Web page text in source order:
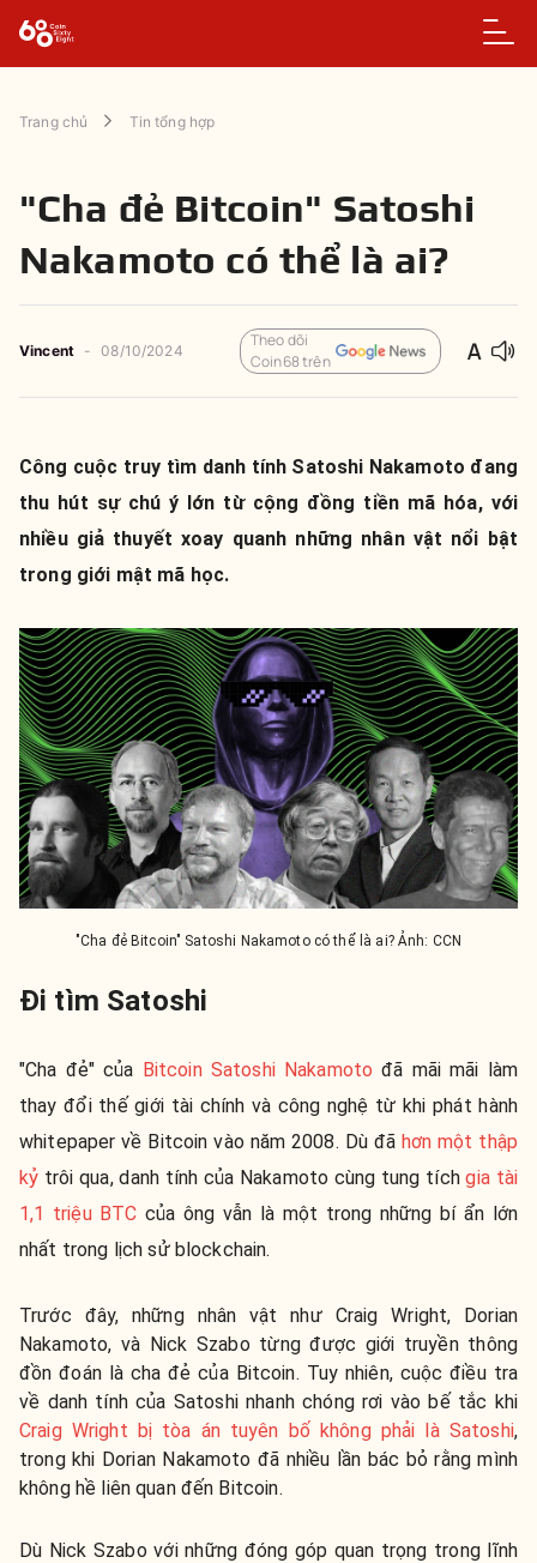
Trang chủ Tin tổng hợp
"Cha đẻ Bitcoin" Satoshi
Nakamoto có thể là ai?
Vincent - 08/10/2024
Theo dõi
Coin68 trên
Công cuộc truy tìm danh tính Satoshi Nakamoto đang
thu hút sự chú ý lớn từ cộng đồng tiền mã hóa, với
nhiều giả thuyết xoay quanh những nhân vật nổi bật
trong giới mật mã học.
"Cha đẻ Bitcoin" Satoshi Nakamoto có thể là ai? Ảnh: CCN
Đi tìm Satoshi
"Cha đẻ" của Bitcoin Satoshi Nakamoto đã mãi mãi làm
thay đổi thế giới tài chính và công nghệ từ khi phát hành
whitepaper về Bitcoin vào năm 2008. Dù đã hơn một thập
kỷ trôi qua, danh tính của Nakamoto cùng tung tíchgia tài
1,1 triệu BTC của ông vẫn là một trong những bí ẩn lớn
nhất trong lịch sử blockchain.
Trước đây, những nhân vật như Craig Wright, Dorian
Nakamoto, và Nick Szabo từng được giới truyền thông
đồn đoán là cha đẻ của Bitcoin. Tuy nhiên, cuộc điều tra
về danh tính của Satoshi nhanh chóng rơi vào bế tắc khi
Craig Wright bị tòa án tuyên bố không phải là Satoshi,
trong khi Dorian Nakamoto đã nhiều lần bác bỏ rằng mình
không hề liên quan đến Bitcoin.
Dù Nick Szabo với những đóng góp quan trọng trong lĩnh